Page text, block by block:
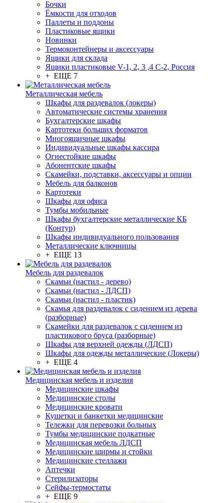
Бочки
Ёмкости для отходов
Паллеты и поддоны
Пластиковые ящики
Новинки
Термоконтейнеры и аксессуары
Ящики для склада
Ящики пластиковые V-1, 2, 3 ,4 С-2, Россия
+ ЕЩЕ 7
Металлическая мебель
Шкафы для раздевалок (локеры)
Автоматические системы хранения
Бухгалтерские шкафы
Картотеки больших форматов
Многоящичные шкафы
Индивидуальные шкафы кассира
Огнестойкие шкафы
Абонентские шкафы
Скамейки, подставки, аксессуары и опции
Мебель для балконов
Картотеки
Шкафы для офиса
Тумбы мобильные
Шкафы бухгалтерские металлические КБ
(Контур)
Шкафы индивидуального пользования
Металлические ключницы
+ ЕЩЕ 13
Мебель для раздевалок
Скамьи (настил - дерево)
Скамьи (настил - ЛДСП)
Скамьи (настил - пластик)
Скамья для раздевалок с сидением из дерева
(разборные)
Скамейки для раздевалок с сидением из
пластикового бруса (разборные)
Шкафы для верхней одежды (ЛДСП)
Шкафы для одежды металлические (Локеры)
+ ЕЩЕ 4
Медицинская мебель и изделия
Медицинские шкафы
Медицинские столы
Медицинские кровати
Кушетки и банкетки медицинские
Тележки для перевозки больных
Тумбы медицинские подкатные
Медицинская мебель ЛДСП
Медицинские ширмы и стойки
Медицинские стеллажи
Аптечки
Стерилизаторы
Сейфы-термостаты
+ ЕЩЕ 9